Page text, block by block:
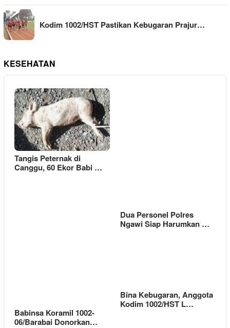
Kodim 1002/HST Pastikan Kebugaran Prajur…
KESEHATAN
Tangis Peternak di
Canggu, 60 Ekor Babi …
Dua Personel Polres
Ngawi Siap Harumkan …
Babinsa Koramil 1002-
06/Barabai Donorkan…
Bina Kebugaran, Anggota
Kodim 1002/HST L…